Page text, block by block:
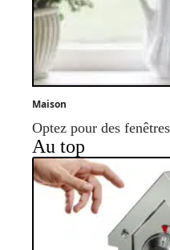
Maison
Optez pour des
Au top